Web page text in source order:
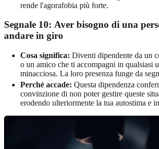
rende l'agorafobia più forte.
Segnale 10: Aver bisogno di una
andare in giro
Cosa significa: Diventi dipendente da un
o un amico che ti accompagni in qualsiasi
minacciosa. La loro presenza funge da
Perché accade: Questa dipendenza
convinzione di non poter gestire queste
erodendo ulteriormente la tua autostima e